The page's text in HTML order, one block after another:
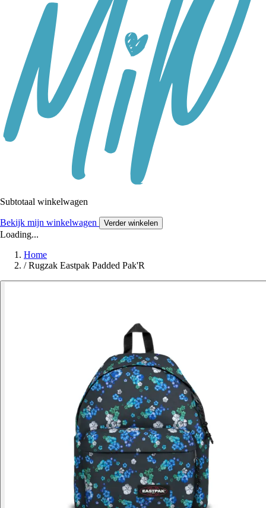
Subtotaal winkelwagen
Bekijk mijn winkelwagen Verder winkelen
Loading...
Home
/ Rugzak Eastpak Padded Pak'R